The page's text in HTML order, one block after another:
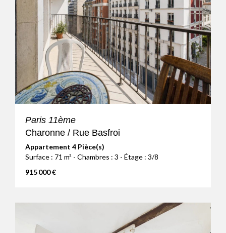
Paris 11ème
Charonne / Rue Basfroi
Appartement 4 Pièce(s)
Surface : 71 m² - Chambres : 3 - Étage : 3/8
915 000 €